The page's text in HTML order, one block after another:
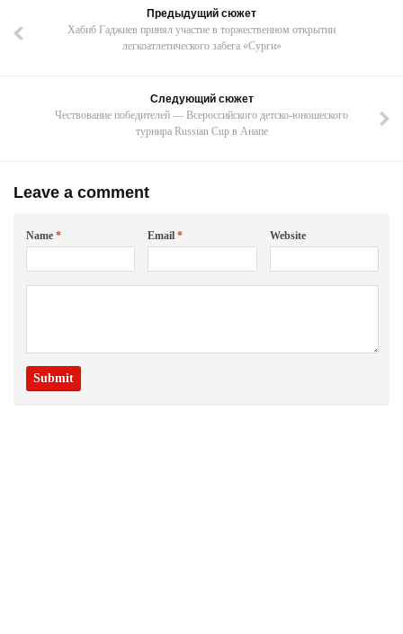
Предыдущий сюжет
Хабиб Гаджиев принял участие в торжественном открытии
легкоатлетического забега «Сурги»
Следующий сюжет
Чествование победителей — Всероссийского детско-юношеского
турнира Russian Cup в Анапе
Leave a comment
Name * Email* Website